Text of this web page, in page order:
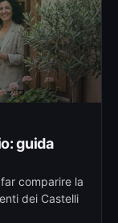
guida
comparire la
dei Castelli